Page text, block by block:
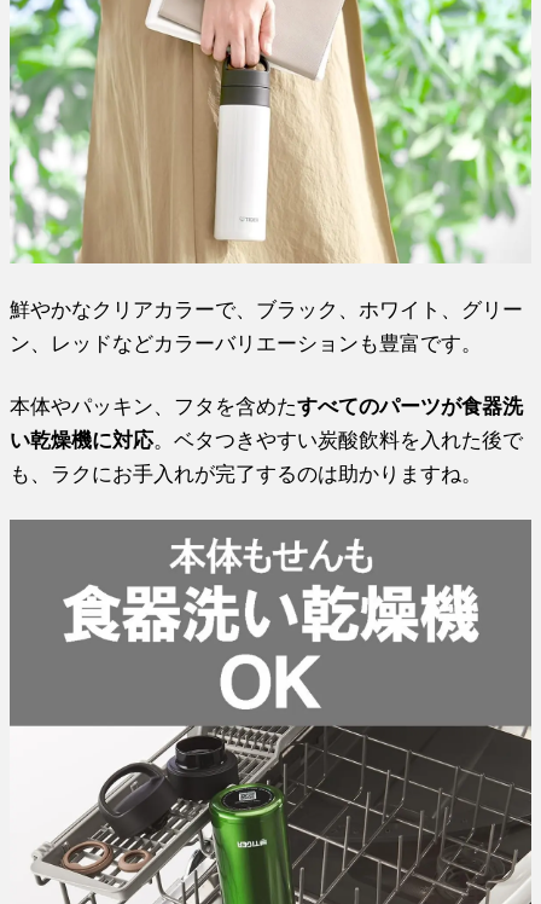
鮮やかなクリアカラーで、ブラック、ホワイト、グリー
ン、レッドなどカラーバリエーションも豊富です。
本体やパッキン、フタを含めたすべてのパーツが食器洗
い乾燥機に対応。ベタつきやすい炭酸飲料を入れた後で
も、ラクにお手入れが完了するのは助かりますね。